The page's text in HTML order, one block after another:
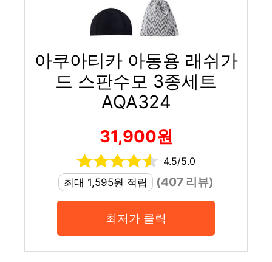
아쿠아티카 아동용 래쉬가
드 스판수모 3종세트
AQA324
31,900원
4.5/5.0
최대 1,595원 적립
(407 리뷰)
최저가 클릭